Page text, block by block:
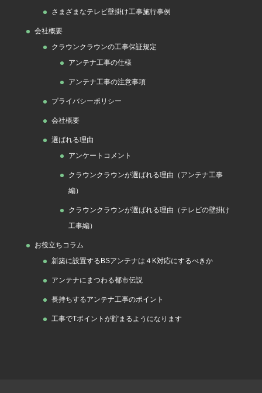
さまざまなテレビ壁掛け工事施行事例
会社概要
クラウンクラウンの工事保証規定
アンテナ工事の仕様
アンテナ工事の注意事項
プライバシーポリシー
会社概要
選ばれる理由
アンケートコメント
クラウンクラウンが選ばれる理由（アンテナ工事
編）
クラウンクラウンが選ばれる理由（テレビの壁掛け
工事編）
お役立ちコラム
新築に設置するBSアンテナは４K対応にするべきか
アンテナにまつわる都市伝説
長持ちするアンテナ工事のポイント
工事でTポイントが貯まるようになります